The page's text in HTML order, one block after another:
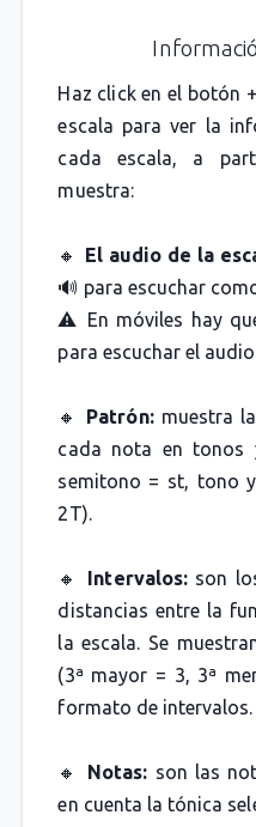
Haz click en el botón
escala para ver la
cada escala, a
muestra:
🔸 El audio de la
🔊 para escuchar
⚠️ En móviles hay
para escuchar el
🔸 Patrón:muestra
cada nota en tonos
semitono = st, tono
2T).
🔸 Intervalos:son
distancias entre la
la escala. Se
(3ª mayor = 3, 3ª
formato de intervalos.
🔸 Notas: son las
en cuenta la tónica